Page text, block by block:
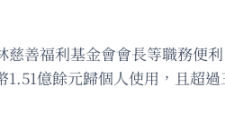
善福利基金會會長等職務便
億餘元歸個人使用，且超過